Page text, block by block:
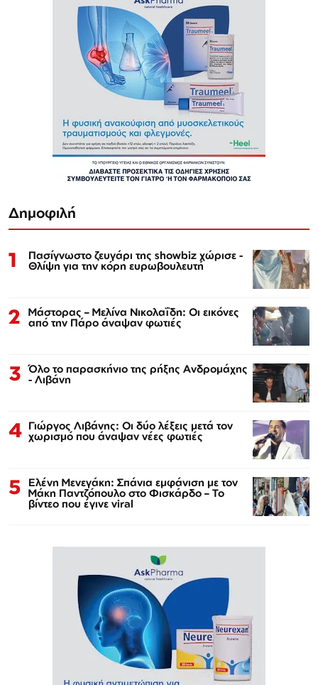
Δημοφιλή
1 Πασίγνωστο ζευγάρι της showbiz χώρισε -
Θλίψη για την κόρη ευρωβουλευτή
2 Μάστορας – Μελίνα Νικολαΐδη: Οι εικόνες
από την Πάρο άναψαν φωτιές
3 Όλο το παρασκήνιο της ρήξης Ανδρομάχης
- Λιβάνη
4 Γιώργος Λιβάνης: Οι δύο λέξεις μετά τον
χωρισμό που άναψαν νέες φωτιές
5 Ελένη Μενεγάκη: Σπάνια εμφάνιση με τον
Μάκη Παντζόπουλο στο Φισκάρδο – Το
βίντεο που έγινε viral